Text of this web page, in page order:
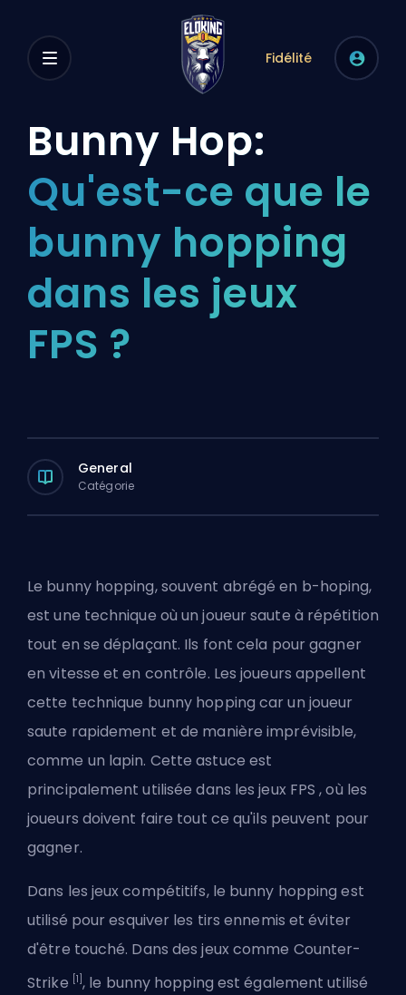
Fidélité
Bunny Hop:
Qu'est-ce que le
bunny hopping
dans les jeux
FPS ?
General
Catégorie
Le bunny hopping, souvent abrégé en b-hoping,
est une technique où un joueur saute à répétition
tout en se déplaçant. Ils font cela pour gagner
en vitesse et en contrôle. Les joueurs appellent
cette technique bunny hopping car un joueur
saute rapidement et de manière imprévisible,
comme un lapin. Cette astuce est
principalement utilisée dans les jeux FPS, où les
joueurs doivent faire tout ce qu'ils peuvent pour
gagner.
Dans les jeux compétitifs, le bunny hopping est
utilisé pour esquiver les tirs ennemis et éviter
d'être touché. Dans des jeux comme Counter-
Strike [1] , le bunny hopping est également utilisé